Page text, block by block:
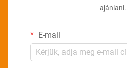
ajánlani.
E-mail